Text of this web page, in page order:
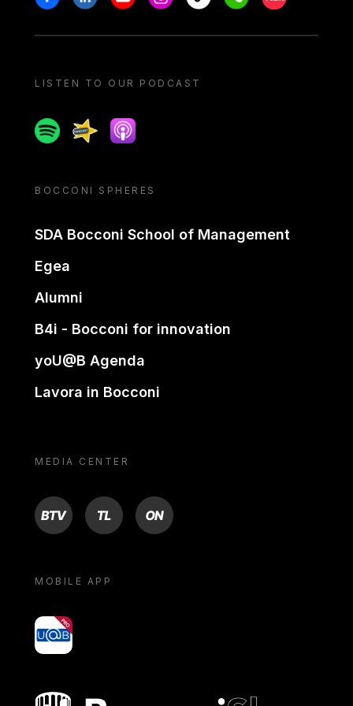
LISTEN TO OUR PODCAST
SpotifySpreakerApple podcast
BOCCONI SPHERES
SDA Bocconi School of Management
Egea
Alumni
B4i - Bocconi for innovation
yoU@B Agenda
Lavora in Bocconi
MEDIA CENTER
BTV TL ON
MOBILE APP
yoU@B
Bocconi shop